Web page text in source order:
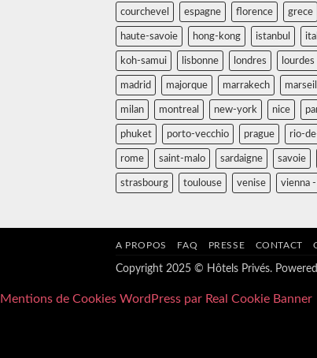
courchevel espagne florence grece
haute-savoie hong-kong istanbul
koh-samui lisbonne londres lourdes
madrid majorque marrakech
milan montreal new-york nice
phuket porto-vecchio prague rio-
rome saint-malo sardaigne savoie
strasbourg toulouse venise vienna
A PROPOS FAQ PRESSE CONTACT
Copyright 2025 © Hôtels Privés.
Mentions de Cookies WordPress par Real Cookie Banner